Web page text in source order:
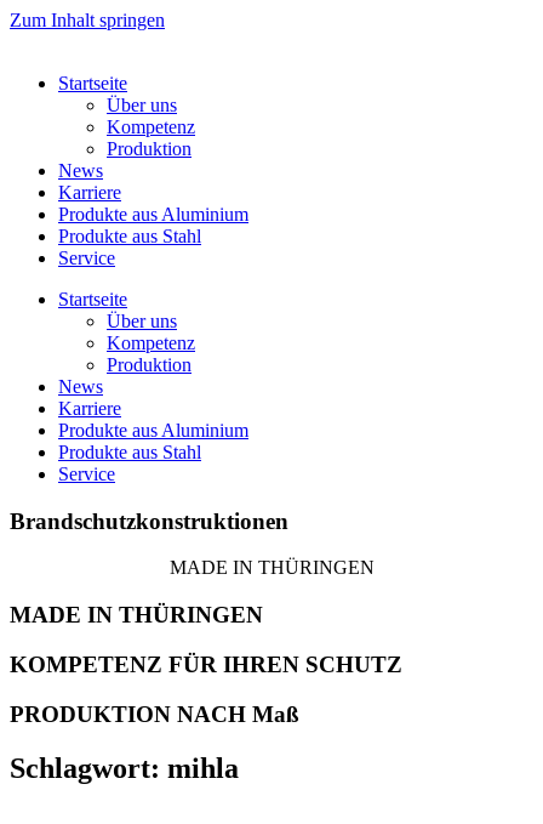
Zum Inhalt springen
Startseite
Über uns
Kompetenz
Produktion
News
Karriere
Produkte aus Aluminium
Produkte aus Stahl
Service
Startseite
Über uns
Kompetenz
Produktion
News
Karriere
Produkte aus Aluminium
Produkte aus Stahl
Service
Brandschutzkonstruktionen
MADE IN THÜRINGEN
MADE IN THÜRINGEN
KOMPETENZ FÜR IHREN SCHUTZ
PRODUKTION NACH Maß
Schlagwort: mihla